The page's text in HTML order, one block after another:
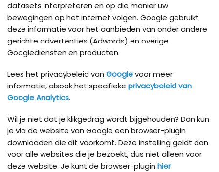
datasets interpreteren en op die manier uw
bewegingen op het internet volgen. Google gebruikt
deze informatie voor het aanbieden van onder andere
gerichte advertenties (Adwords) en overige
Googlediensten en producten.
Lees het privacybeleid van Googlevoor meer
informatie, alsook het specifieke privacybeleid van
Google Analytics.
Wil je niet dat je klikgedrag wordt bijgehouden? Dan kun
je via de website van Google een browser-plugin
downloaden die dit voorkomt. Deze instelling geldt dan
voor alle websites die je bezoekt, dus niet alleen voor
deze website. Je kunt de browser-plugin hier